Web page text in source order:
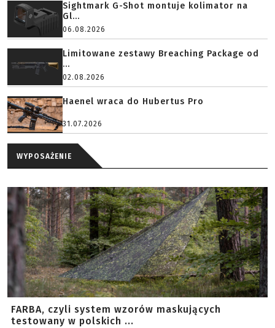
Sightmark G-Shot montuje kolimator na
Gl...
06.08.2026
Limitowane zestawy Breaching Package od
...
02.08.2026
Haenel wraca do Hubertus Pro
31.07.2026
WYPOSAŻENIE
FARBA, czyli system wzorów maskujących
testowany w polskich ...